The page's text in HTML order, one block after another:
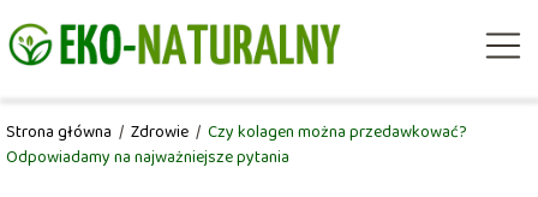
Strona główna / Zdrowie / Czy kolagen można przedawkować?
Odpowiadamy na najważniejsze pytania